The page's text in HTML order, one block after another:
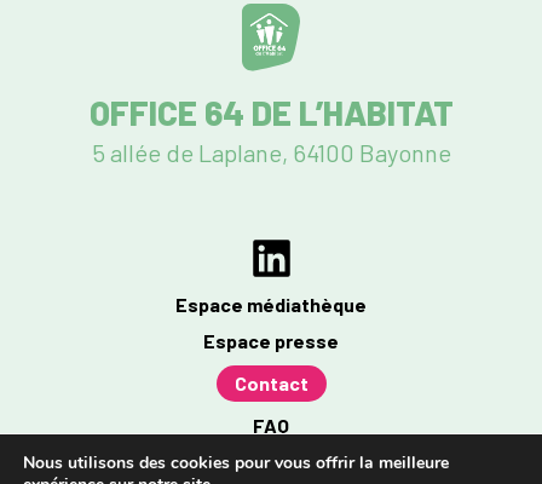
OFFICE 64 DE L’HABITAT
5 allée de Laplane, 64100 Bayonne
Espace médiathèque
Espace presse
Contact
FAQ
Mentions légales
Nous utilisons des cookies pour vous offrir la meilleure